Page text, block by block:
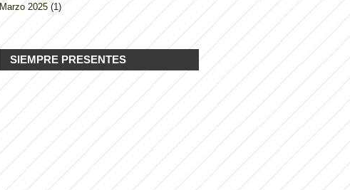
Marzo 2025 (1)
SIEMPRE PRESENTES